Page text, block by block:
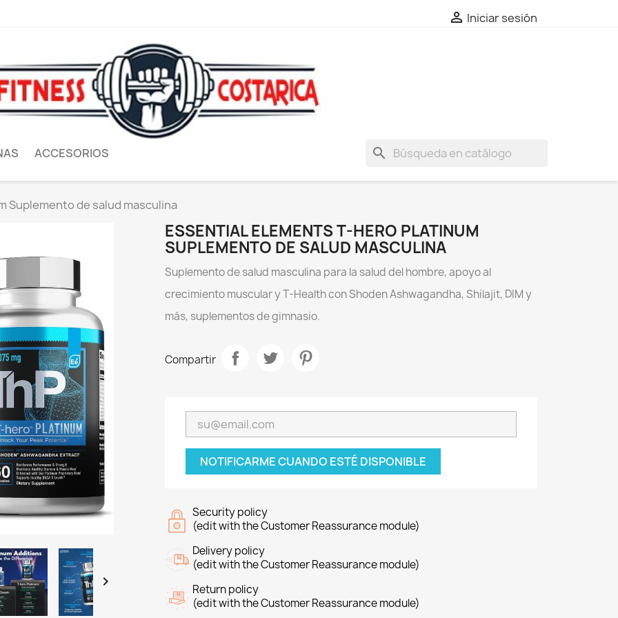
 Iniciar sesión
search
ACCESORIOS
Suplemento de salud masculina

ESSENTIAL ELEMENTS T-HERO PLATINUM
SUPLEMENTO DE SALUD MASCULINA
Suplemento de salud masculina para la salud del hombre, apoyo al
crecimiento muscular y T-Health con Shoden Ashwagandha, Shilajit, DIM y
más, suplementos de gimnasio.
Compartir
NOTIFICARME CUANDO ESTÉ DISPONIBLE
Security policy
(edit with the Customer Reassurance module)
Delivery policy
(edit with the Customer Reassurance module)
Return policy
(edit with the Customer Reassurance module)